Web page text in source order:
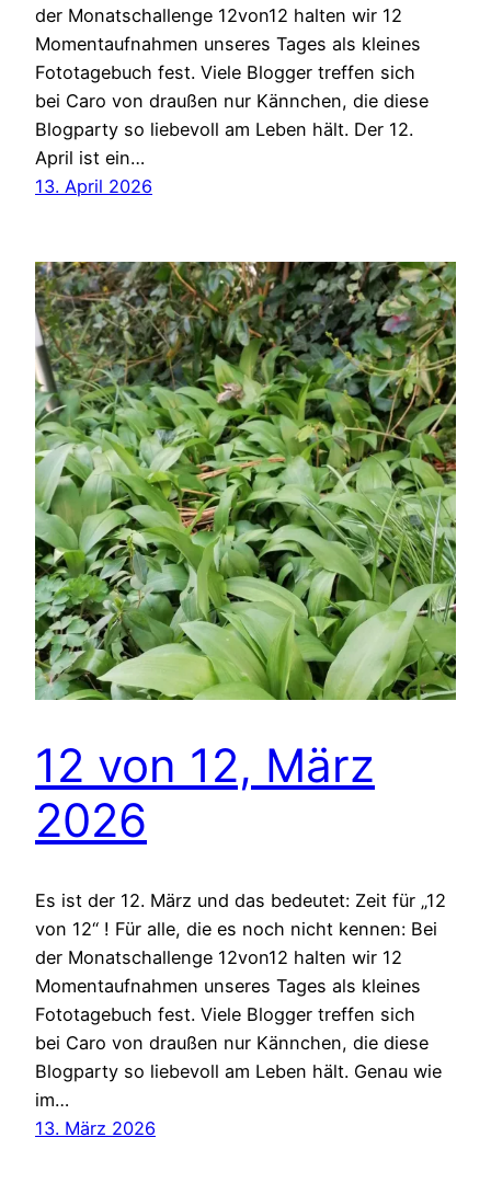
der Monatschallenge 12von12 halten wir 12
Momentaufnahmen unseres Tages als kleines
Fototagebuch fest. Viele Blogger treffen sich
bei Caro von draußen nur Kännchen, die diese
Blogparty so liebevoll am Leben hält. Der 12.
April ist ein…
13. April 2026
12 von 12, März
2026
Es ist der 12. März und das bedeutet: Zeit für „12
von 12“ ! Für alle, die es noch nicht kennen: Bei
der Monatschallenge 12von12 halten wir 12
Momentaufnahmen unseres Tages als kleines
Fototagebuch fest. Viele Blogger treffen sich
bei Caro von draußen nur Kännchen, die diese
Blogparty so liebevoll am Leben hält. Genau wie
im…
13. März 2026